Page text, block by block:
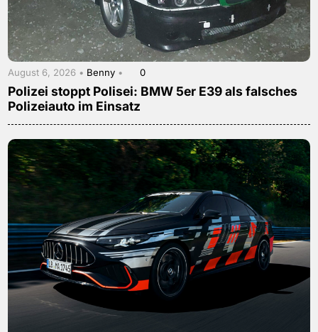
August 6, 2026 • Benny • 0
Polizei stoppt Polisei: BMW 5er E39 als falsches
Polizeiauto im Einsatz